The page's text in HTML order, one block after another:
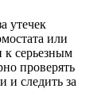
утечек
или
к серьезным
проверять
и следить за